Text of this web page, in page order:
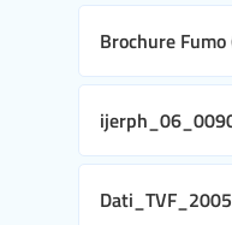
Brochure